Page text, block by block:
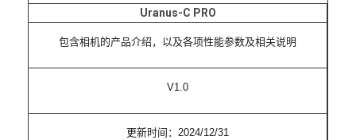
Uranus-C PRO
包含相机的产品介绍，以及各项性能参数及相关说明
V1.0
更新时间：2024/12/31